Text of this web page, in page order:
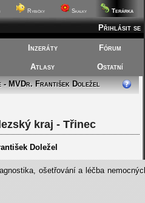
Rybičky Skalky Terárka
Přihlásit se
Inzeráty Fórum
Atlasy
Ostatní
MVDr. František Doležel
kraj - Třinec
Doležel
ošetřování a léčba